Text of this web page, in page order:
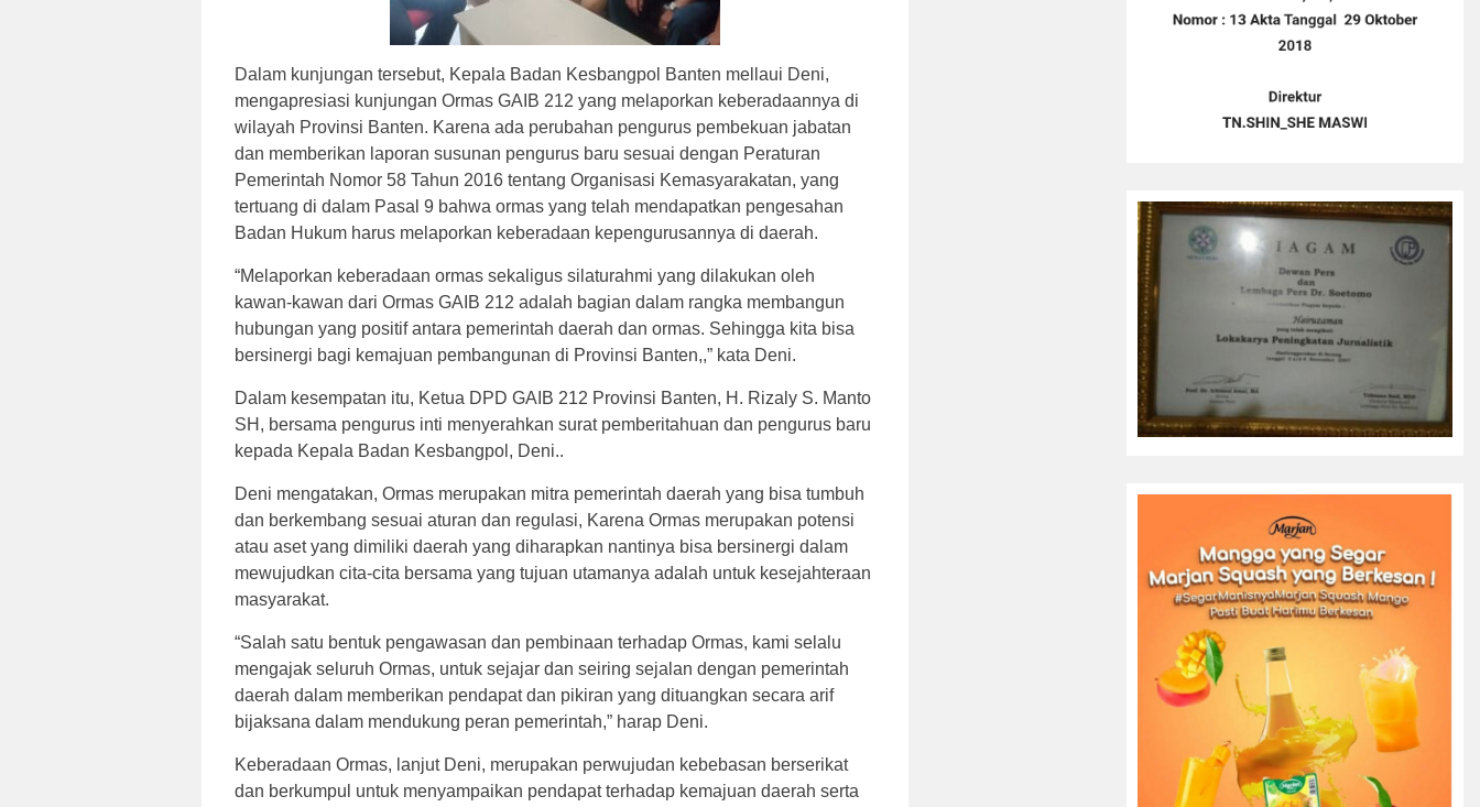
Dalam kunjungan tersebut, Kepala Badan Kesbangpol Banten mellaui Deni,
mengapresiasi kunjungan Ormas GAIB 212 yang melaporkan keberadaannya di
wilayah Provinsi Banten. Karena ada perubahan pengurus pembekuan jabatan
dan memberikan laporan susunan pengurus baru sesuai dengan Peraturan
Pemerintah Nomor 58 Tahun 2016 tentang Organisasi Kemasyarakatan, yang
tertuang di dalam Pasal 9 bahwa ormas yang telah mendapatkan pengesahan
Badan Hukum harus melaporkan keberadaan kepengurusannya di daerah.
“Melaporkan keberadaan ormas sekaligus silaturahmi yang dilakukan oleh
kawan-kawan dari Ormas GAIB 212 adalah bagian dalam rangka membangun
hubungan yang positif antara pemerintah daerah dan ormas. Sehingga kita bisa
bersinergi bagi kemajuan pembangunan di Provinsi Banten,,” kata Deni.
Dalam kesempatan itu, Ketua DPD GAIB 212 Provinsi Banten, H. Rizaly S. Manto
SH, bersama pengurus inti menyerahkan surat pemberitahuan dan pengurus baru
kepada Kepala Badan Kesbangpol, Deni..
Deni mengatakan, Ormas merupakan mitra pemerintah daerah yang bisa tumbuh
dan berkembang sesuai aturan dan regulasi, Karena Ormas merupakan potensi
atau aset yang dimiliki daerah yang diharapkan nantinya bisa bersinergi dalam
mewujudkan cita-cita bersama yang tujuan utamanya adalah untuk kesejahteraan
masyarakat.
“Salah satu bentuk pengawasan dan pembinaan terhadap Ormas, kami selalu
mengajak seluruh Ormas, untuk sejajar dan seiring sejalan dengan pemerintah
daerah dalam memberikan pendapat dan pikiran yang dituangkan secara arif
bijaksana dalam mendukung peran pemerintah,” harap Deni.
Keberadaan Ormas, lanjut Deni, merupakan perwujudan kebebasan berserikat
dan berkumpul untuk menyampaikan pendapat terhadap kemajuan daerah serta